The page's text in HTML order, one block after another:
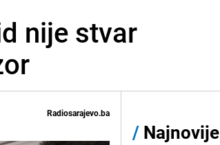
nije stvar
Radiosarajevo.ba
/ Najnovije